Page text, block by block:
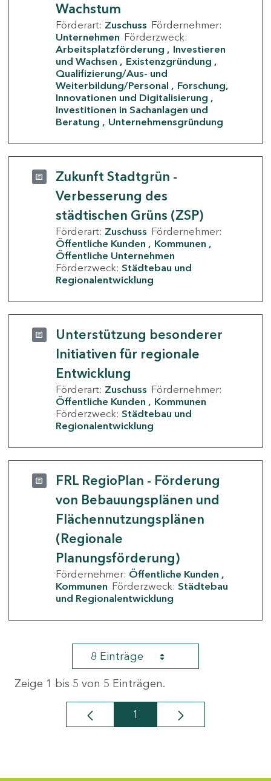
Wachstum
Förderart: Zuschuss Fördernehmer:
Unternehmen Förderzweck:
Arbeitsplatzförderung
Investieren
und Wachsen
Existenzgründung
Qualifizierung/Aus- und
Weiterbildung/Personal
Forschung,
Innovationen und Digitalisierung
Investitionen in Sachanlagen und
Beratung
Unternehmensgründung
Zukunft Stadtgrün -
Verbesserung des
städtischen Grüns (ZSP)
Förderart: Zuschuss Fördernehmer:
Öffentliche Kunden
Kommunen
Öffentliche Unternehmen
Förderzweck: Städtebau und
Regionalentwicklung
Unterstützung besonderer
Initiativen für regionale
Entwicklung
Förderart: Zuschuss Fördernehmer:
Öffentliche Kunden
Kommunen
Förderzweck: Städtebau und
Regionalentwicklung
FRL RegioPlan - Förderung
von Bebauungsplänen und
Flächennutzungsplänen
(Regionale
Planungsförderung)
Fördernehmer: Öffentliche Kunden
Kommunen Förderzweck: Städtebau
und Regionalentwicklung
8 Einträge
Zeige 1 bis 5 von 5 Einträgen.
Seite
1